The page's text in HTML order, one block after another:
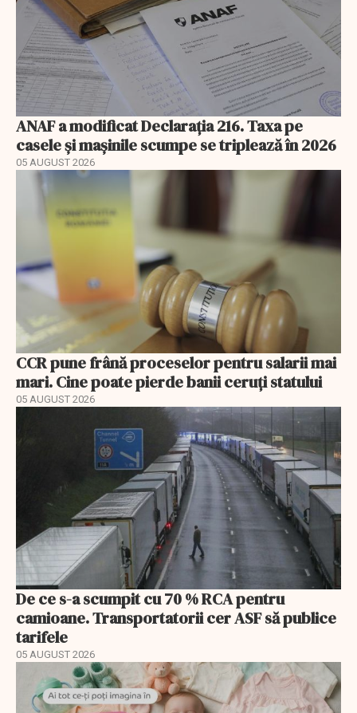
ANAF a modificat Declarația 216. Taxa pe
casele și mașinile scumpe se triplează în 2026
05 AUGUST 2026
CCR pune frână proceselor pentru salarii mai
mari. Cine poate pierde banii ceruți statului
05 AUGUST 2026
De ce s-a scumpit cu 70 % RCA pentru
camioane. Transportatorii cer ASF să publice
tarifele
05 AUGUST 2026